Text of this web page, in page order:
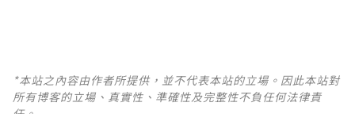
*本站之內容由作者所提供，並不代表本站的立場。因此本站對
所有博客的立場、真實性、準確性及完整性不負任何法律責